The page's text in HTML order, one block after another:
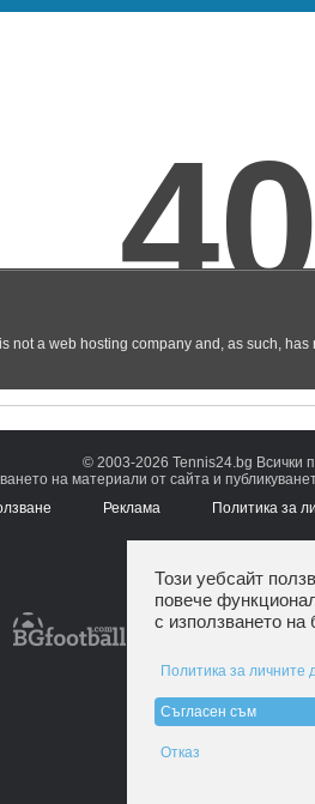
© 2003-2026 Tennis24.bg Всички
на материали от сайта и
Реклама Политика за
Този уебсайт
повече
с използването на
Политика за личните
Съгласен съм
Отказ